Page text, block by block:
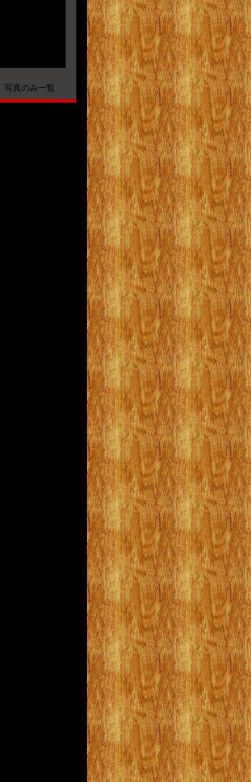
写真のみ一覧